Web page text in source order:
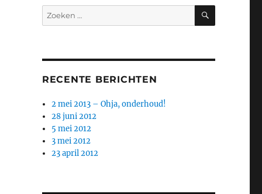
Zoeken
naar:
ZOEKEN
RECENTE BERICHTEN
2 mei 2013 – Ohja, onderhoud!
28 juni 2012
5 mei 2012
3 mei 2012
23 april 2012